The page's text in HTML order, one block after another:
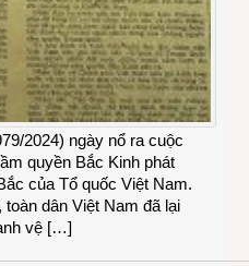
2024) ngày nổ ra cuộc
quyền Bắc Kinh phát
của Tổ quốc Việt Nam.
dân Việt Nam đã lại
vệ […]